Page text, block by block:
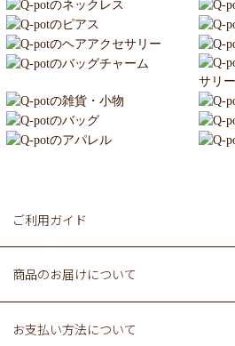
ご利用ガイド
商品のお届けについて
お支払い方法について